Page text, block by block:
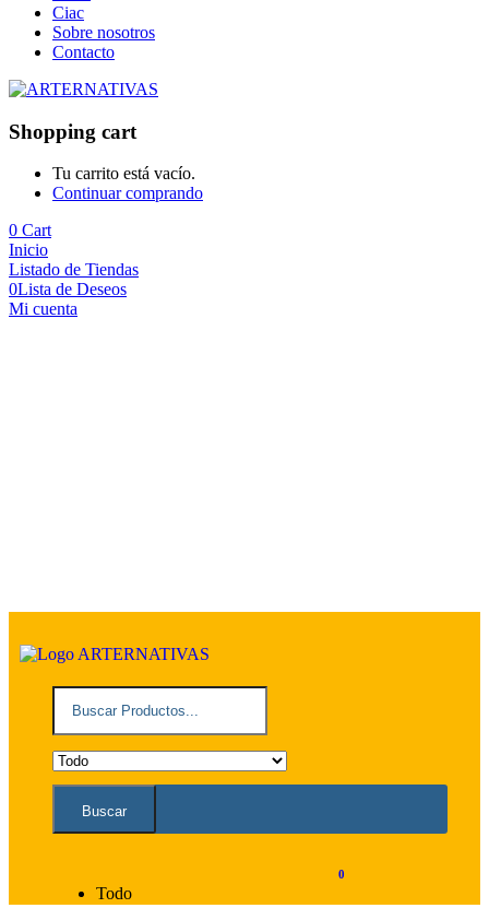
Ciac
Sobre nosotros
Contacto
Shopping cart
Tu carrito está vacío.
Continuar comprando
0 Cart
Inicio
Listado de Tiendas
0Lista de Deseos
Mi cuenta
Todo
Todo
Buscar
0